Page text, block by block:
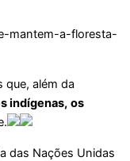
que, além da
indígenas, os
das Nações Unidas